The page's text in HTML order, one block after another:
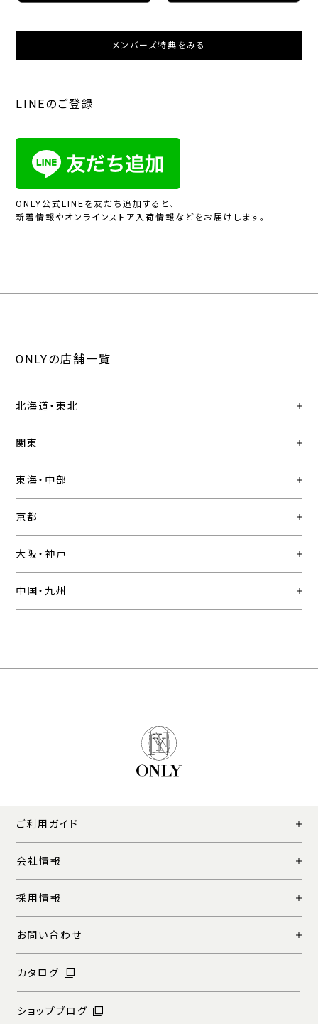
メンバーズ特典をみる
LINEのご登録
ONLY公式LINEを友だち追加すると、
新着情報やオンラインストア入荷情報などをお届けします。
ONLYの店舗一覧
北海道・東北
関東
東海・中部
京都
大阪・神戸
中国・九州
ご利用ガイド
会社情報
採用情報
お問い合わせ
カタログ
ショップブログ